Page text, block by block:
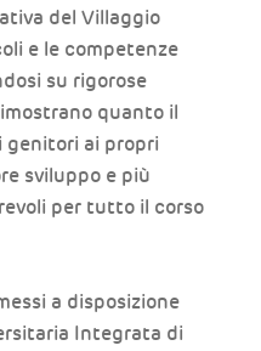
del Villaggio
e le competenze
su rigorose
quanto il
ai propri
sviluppo e più
per tutto il corso
a disposizione
Integrata di